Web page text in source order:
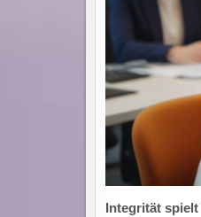
Integrität